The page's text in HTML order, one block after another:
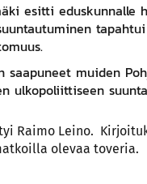
esitti eduskunnalle
saapuneet muiden
ulkopoliittiseen
Raimo Leino.
olevaa toveria.